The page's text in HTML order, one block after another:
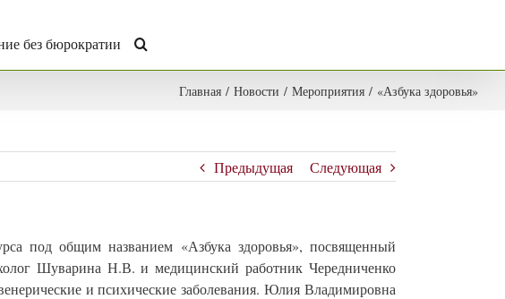
без бюрократии
Главная / Новости / Мероприятия / «Азбука здоровья»
Предыдущая Следующая
под общим названием «Азбука здоровья», посвященный
Шуварина Н.В. и медицинский работник Чередниченко
и психические заболевания. Юлия Владимировна